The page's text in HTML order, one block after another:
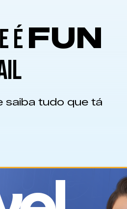
ÉFUN
saiba tudo que tá